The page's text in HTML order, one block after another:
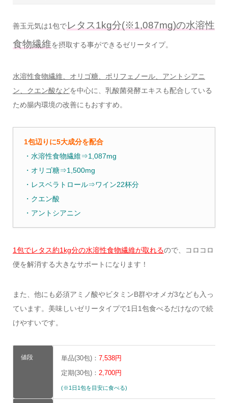
善玉元気は1包でレタス1kg分(※1,087mg)の水溶性
食物繊維を摂取する事ができるゼリータイプ。
水溶性食物繊維、オリゴ糖、ポリフェノール、アントシアニ
ン、クエン酸などを中心に、乳酸菌発酵エキスも配合している
ため腸内環境の改善にもおすすめ。
1包辺りに5大成分を配合
・水溶性食物繊維⇒1,087mg
・オリゴ糖⇒1,500mg
・レスベラトロール⇒ワイン22杯分
・クエン酸
・アントシアニン
1包でレタス約1kg分の水溶性食物繊維が取れるので、コロコロ
便を解消する大きなサポートになります！
また、他にも必須アミノ酸やビタミンB群やオメガ3なども入っ
ています。美味しいゼリータイプで1日1包食べるだけなので続
けやすいです。
値段 単品(30包)： 7,538円
定期(30包)： 2,700円
(※1日1包を目安に食べる)